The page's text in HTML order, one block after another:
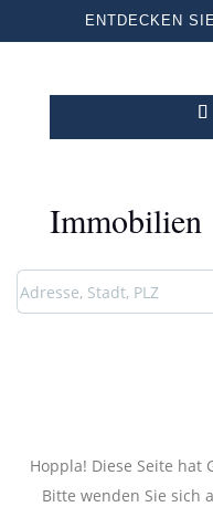
ENTDECKEN
Immobilien
Hoppla! Diese Seite hat
Bitte wenden Sie sich